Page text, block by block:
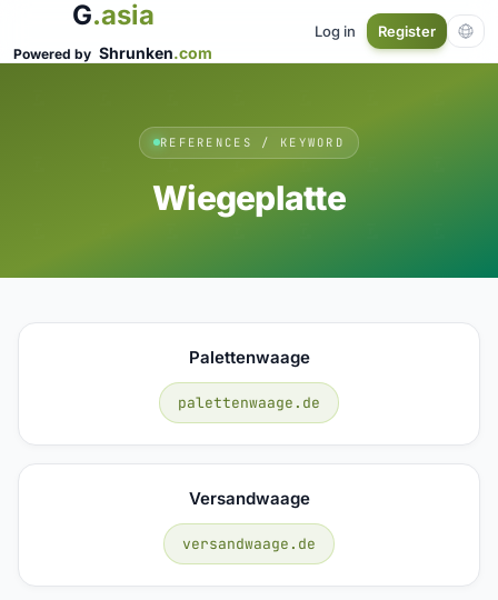
G.asia
Powered by Shrunken.com
Log in Register
REFERENCES / KEYWORD
Wiegeplatte
Palettenwaage
palettenwaage.de
Versandwaage
versandwaage.de